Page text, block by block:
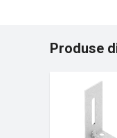
Produse